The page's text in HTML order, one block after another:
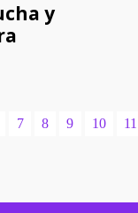
y
7 8 9 10 11